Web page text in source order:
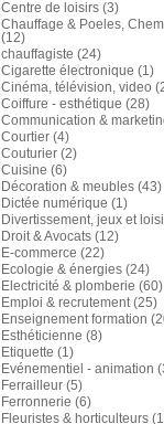
Centre de loisirs(3)
Chauffage & Poeles,
(12)
chauffagiste (24)
Cigarette électronique (1)
Cinéma, télévision, video
Coiffure - esthétique (28)
Communication &
Courtier(4)
Couturier(2)
Cuisine (6)
Décoration & meubles(43)
Dictée numérique (1)
Divertissement, jeux et
Droit & Avocats(12)
E-commerce (22)
Ecologie & énergies(24)
Electricité & plomberie (60)
Emploi & recrutement(25)
Enseignement formation
Esthéticienne (8)
Etiquette (1)
Evénementiel - animation
Ferrailleur(5)
Ferronnerie (6)
Fleuristes & horticulteurs